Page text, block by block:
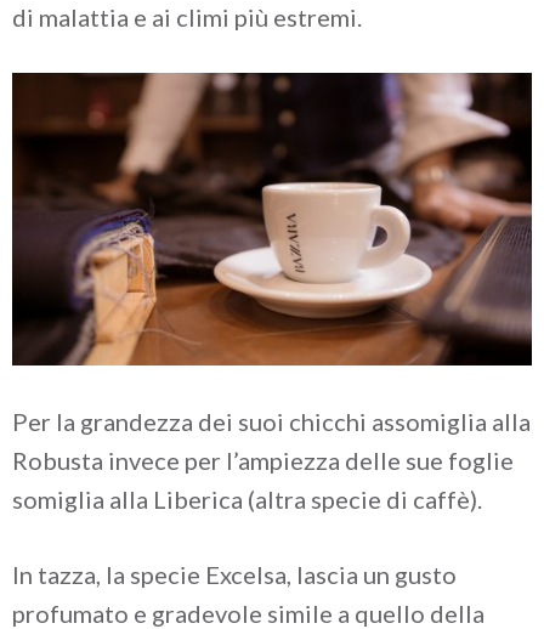
di malattia e ai climi più estremi.
Per la grandezza dei suoi chicchi assomiglia alla
Robusta invece per l’ampiezza delle sue foglie
somiglia alla Liberica (altra specie di caffè).
In tazza, la specie Excelsa, lascia un gusto
profumato e gradevole simile a quello della